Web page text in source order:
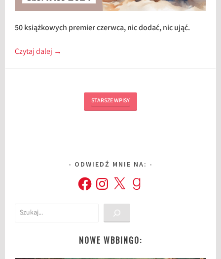
50 książkowych premier czerwca, nic dodać, nic ująć.
Czytaj dalej →
STARSZE WPISY
ODWIEDŹ MNIE NA:
FacebookInstagram
X Goodreads
Szukaj
NOWE WBBINGO: